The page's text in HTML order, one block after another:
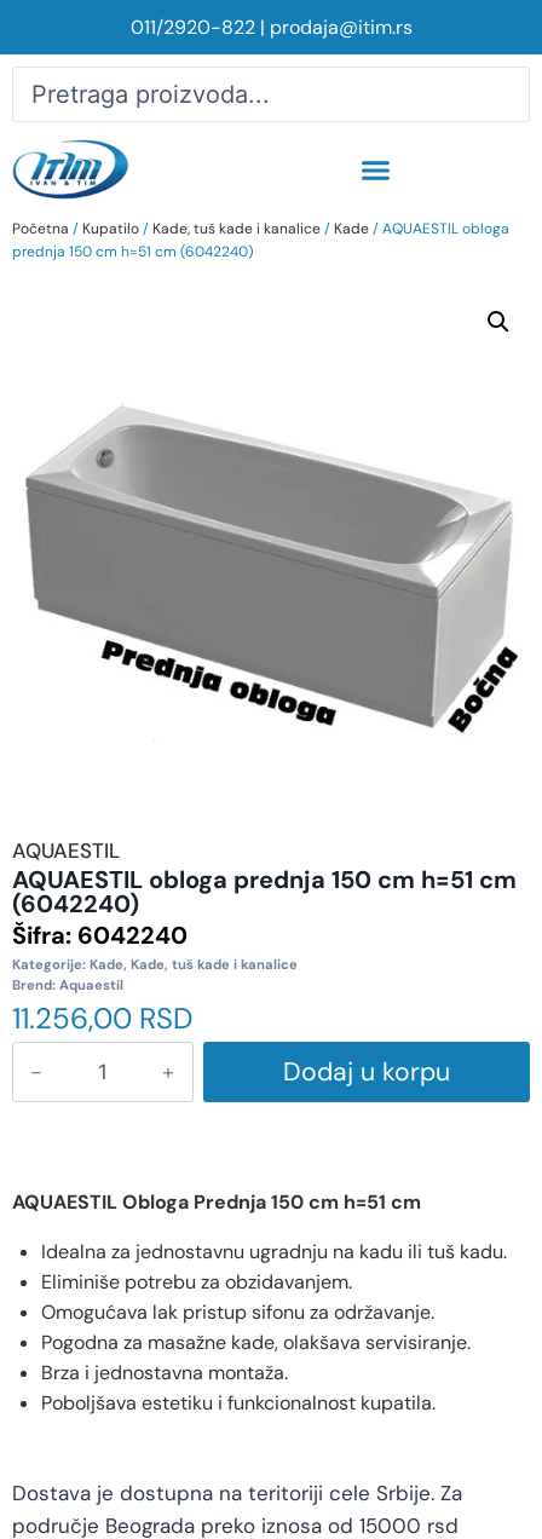
011/2920-822| prodaja@itim.rs
Početna / Kupatilo/ Kade, tuš kade i kanalice/ Kade/ AQUAESTIL obloga
prednja 150 cm h=51 cm (6042240)
AQUAESTIL
AQUAESTIL obloga prednja 150 cm h=51 cm
(6042240)
Šifra: 6042240
Kategorije: Kade, Kade, tuš kade i kanalice
Brend: Aquaestil
11.256,00 RSD
Dodaj u korpu
AQUAESTIL Obloga Prednja 150 cm h=51 cm
Idealna za jednostavnu ugradnju na kadu ili tuš kadu.
Eliminiše potrebu za obzidavanjem.
Omogućava lak pristup sifonu za održavanje.
Pogodna za masažne kade, olakšava servisiranje.
Brza i jednostavna montaža.
Poboljšava estetiku i funkcionalnost kupatila.
Dostava je dostupna na teritoriji cele Srbije. Za
područje Beograda preko iznosa od 15000 rsd